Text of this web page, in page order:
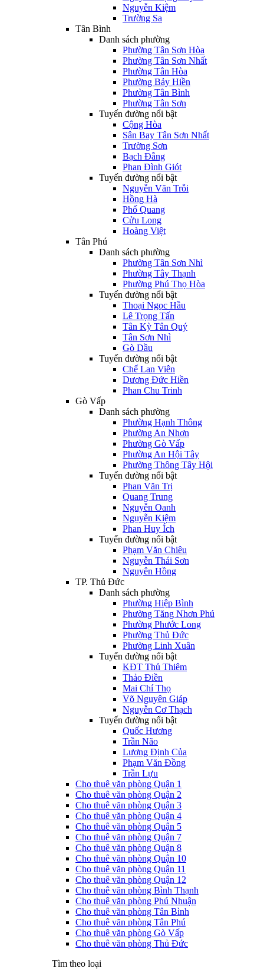
Nguyễn Kiệm
Trường Sa
Tân Bình
Danh sách phường
Phường Tân Sơn Hòa
Phường Tân Sơn Nhất
Phường Tân Hòa
Phường Bảy Hiền
Phường Tân Bình
Phường Tân Sơn
Tuyến đường nổi bật
Cộng Hòa
Sân Bay Tân Sơn Nhất
Trường Sơn
Bạch Đằng
Phan Đình Giót
Tuyến đường nổi bật
Nguyễn Văn Trỗi
Hồng Hà
Phổ Quang
Cửu Long
Hoàng Việt
Tân Phú
Danh sách phường
Phường Tân Sơn Nhì
Phường Tây Thạnh
Phường Phú Thọ Hòa
Tuyến đường nổi bật
Thoại Ngọc Hầu
Lê Trọng Tấn
Tân Kỳ Tân Quý
Tân Sơn Nhì
Gò Dầu
Tuyến đường nổi bật
Chế Lan Viên
Dương Đức Hiền
Phan Chu Trinh
Gò Vấp
Danh sách phường
Phường Hạnh Thông
Phường An Nhơn
Phường Gò Vấp
Phường An Hội Tây
Phường Thông Tây Hội
Tuyến đường nổi bật
Phan Văn Trị
Quang Trung
Nguyễn Oanh
Nguyễn Kiệm
Phan Huy Ích
Tuyến đường nổi bật
Phạm Văn Chiêu
Nguyễn Thái Sơn
Nguyên Hồng
TP. Thủ Đức
Danh sách phường
Phường Hiệp Bình
Phường Tăng Nhơn Phú
Phường Phước Long
Phường Thủ Đức
Phường Linh Xuân
Tuyến đường nổi bật
KĐT Thủ Thiêm
Thảo Điền
Mai Chí Thọ
Võ Nguyên Giáp
Nguyễn Cơ Thạch
Tuyến đường nổi bật
Quốc Hương
Trần Não
Lương Định Của
Phạm Văn Đồng
Trần Lựu
Cho thuê văn phòng Quận 1
Cho thuê văn phòng Quận 2
Cho thuê văn phòng Quận 3
Cho thuê văn phòng Quận 4
Cho thuê văn phòng Quận 5
Cho thuê văn phòng Quận 7
Cho thuê văn phòng Quận 8
Cho thuê văn phòng Quận 10
Cho thuê văn phòng Quận 11
Cho thuê văn phòng Quận 12
Cho thuê văn phòng Bình Thạnh
Cho thuê văn phòng Phú Nhuận
Cho thuê văn phòng Tân Bình
Cho thuê văn phòng Tân Phú
Cho thuê văn phòng Gò Vấp
Cho thuê văn phòng Thủ Đức
Tìm theo loại